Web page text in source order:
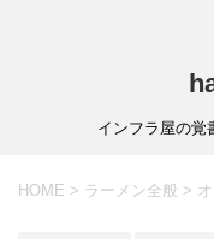
インフラ屋の覚
HOME > ラーメン全般 >